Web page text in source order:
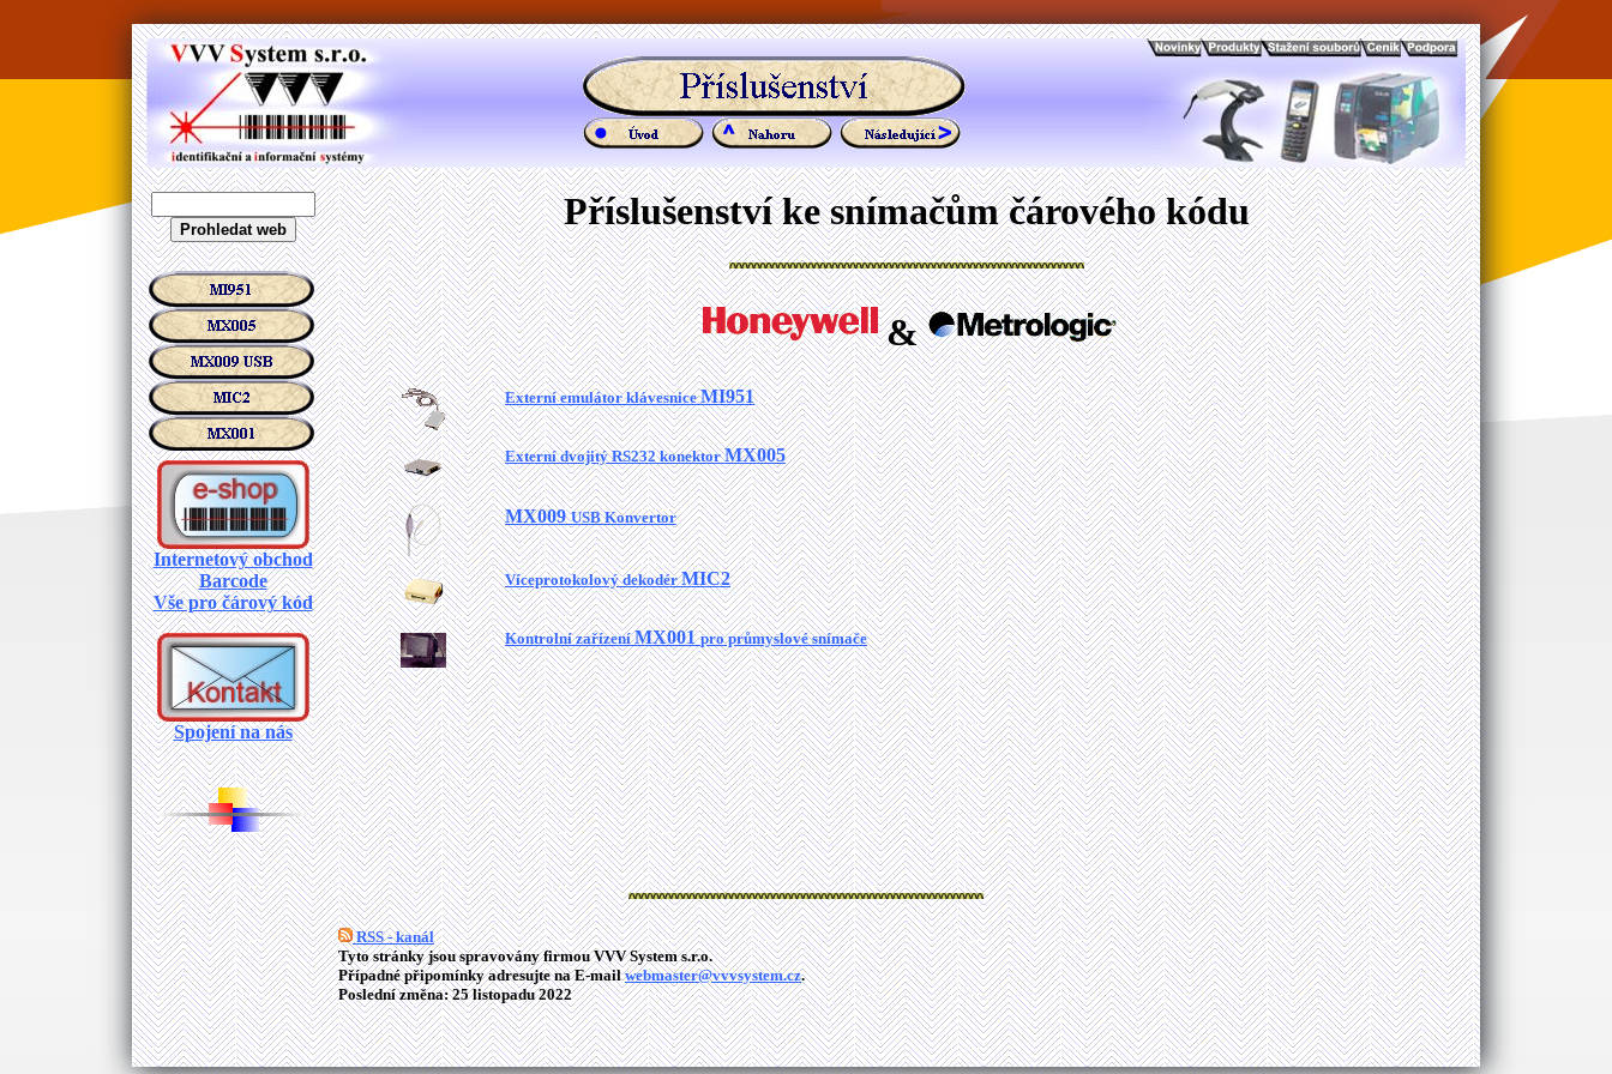
Internetový obchod
Barcode
Vše pro čárový kód
Spojení na nás
Příslušenství ke snímačům čárového kódu
&
Externí emulátor klávesniceMI951
Externí dvojitý RS232 konektorMX005
MX009 USB Konvertor
Víceprotokolový dekodérMIC2
Kontrolní zařízeníMX001 pro průmyslové snímače
RSS - kanál
Tyto stránky jsou spravovány firmou VVV System s.r.o.
Případné připomínky adresujte na E-mailwebmaster@vvvsystem.cz.
Poslední změna: 25 listopadu 2022